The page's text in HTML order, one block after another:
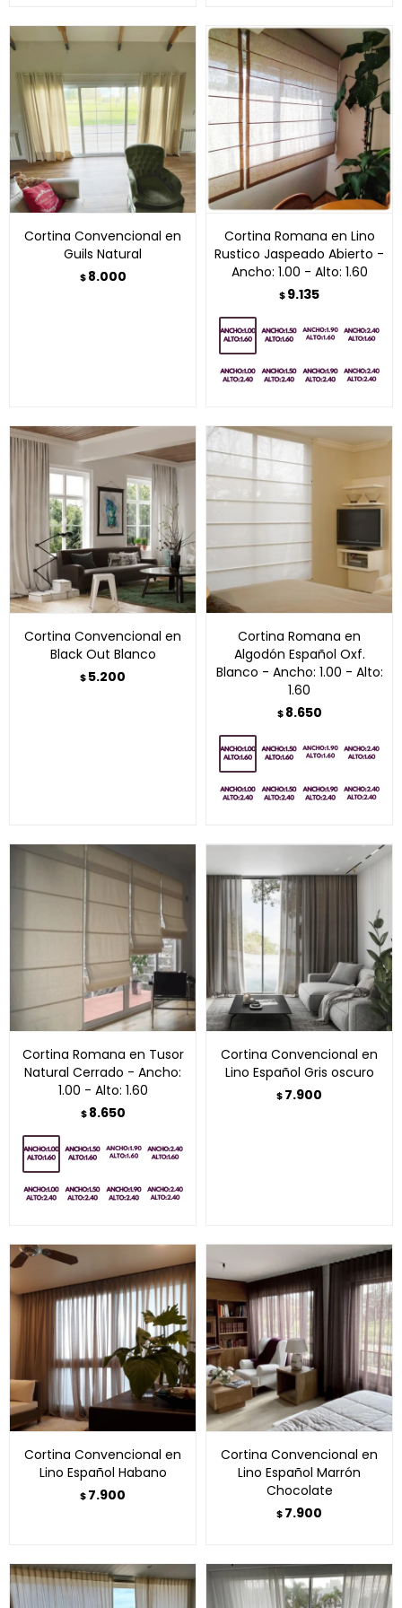
Cortina Convencional en
Guils Natural
$ 8.000
Cortina Romana en Lino
Rustico Jaspeado Abierto -
Ancho: 1.00 - Alto: 1.60
$9.135
Cortina Convencional en
Black Out Blanco
$5.200
Cortina Romana en
Algodón Español Oxf.
Blanco - Ancho: 1.00 - Alto:
1.60
$ 8.650
Cortina Romana en Tusor
Natural Cerrado - Ancho:
1.00 - Alto: 1.60
$ 8.650
Cortina Convencional en
Lino Español Gris oscuro
$7.900
Cortina Convencional en
Lino Español Habano
$7.900
Cortina Convencional en
Lino Español Marrón
Chocolate
$7.900